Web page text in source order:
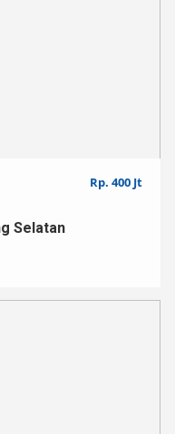
Rp. 400 Jt
Selatan